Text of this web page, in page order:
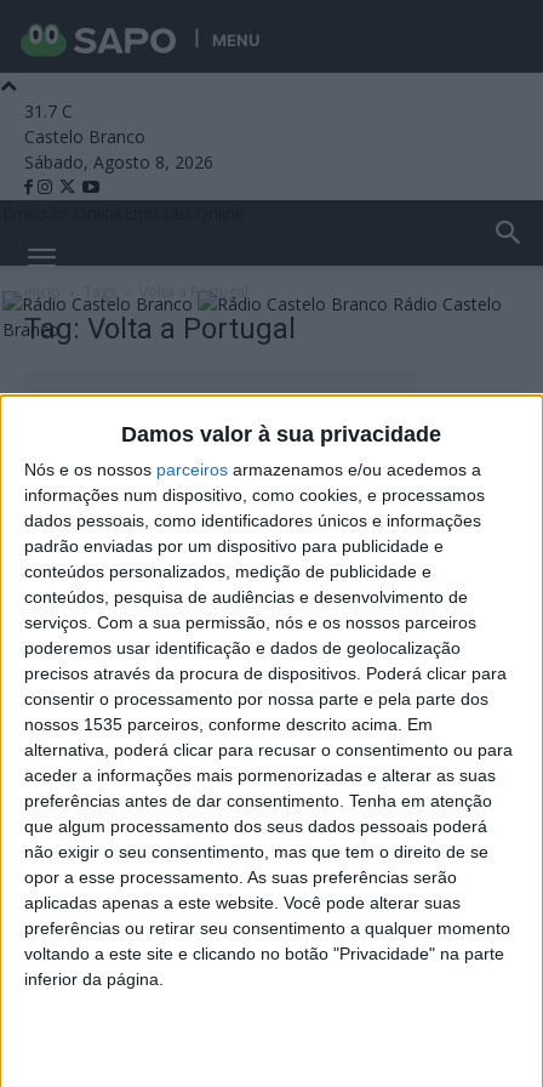
MENU
Damos valor à sua privacidade
Nós e os nossos parceiros armazenamos e/ou acedemos a
informações num dispositivo, como cookies, e processamos
dados pessoais, como identificadores únicos e informações
padrão enviadas por um dispositivo para publicidade e
conteúdos personalizados, medição de publicidade e
conteúdos, pesquisa de audiências e desenvolvimento de
serviços. Com a sua permissão, nós e os nossos parceiros
poderemos usar identificação e dados de geolocalização
precisos através da procura de dispositivos. Poderá clicar para
consentir o processamento por nossa parte e pela parte dos
nossos 1535 parceiros, conforme descrito acima. Em
alternativa, poderá clicar para recusar o consentimento ou para
aceder a informações mais pormenorizadas e alterar as suas
preferências antes de dar consentimento. Tenha em atenção
que algum processamento dos seus dados pessoais poderá
não exigir o seu consentimento, mas que tem o direito de se
opor a esse processamento. As suas preferências serão
aplicadas apenas a este website. Você pode alterar suas
preferências ou retirar seu consentimento a qualquer momento
voltando a este site e clicando no botão "Privacidade" na parte
inferior da página.
31.7 C
Castelo Branco
Sábado, Agosto 8, 2026
Rádio Castelo
Branco
Volta a Portugal
Tag: Volta a Portugal
Volta a Portugal de passagem em Castelo
Branco
Rádio Castelo Branco - 19 de Junho, 2024
PUBLICIDADE
PUBLICIDADE
PUBLICIDADE